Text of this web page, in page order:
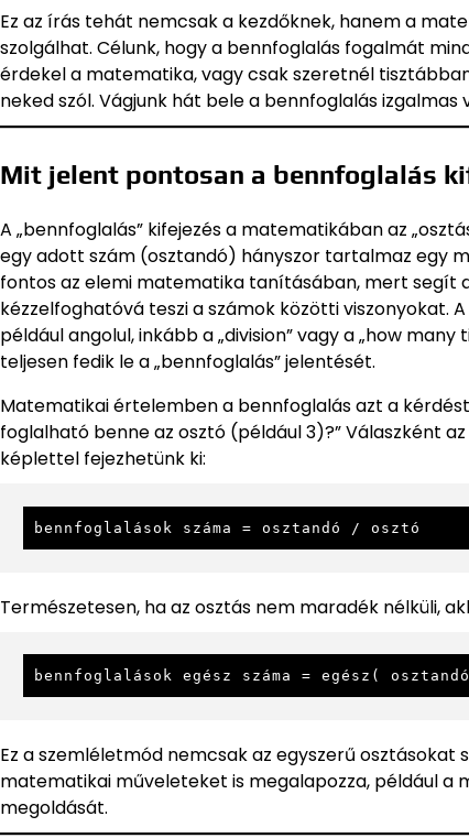
Ez az írás tehát nemcsak a kezdőknek, hanem a
szolgálhat. Célunk, hogy a bennfoglalás fogalmát
érdekel a matematika, vagy csak szeretnél
neked szól. Vágjunk hát bele a bennfoglalás izgalmas
Mit jelent pontosan a bennfoglalás
A „bennfoglalás” kifejezés a matematikában az
egy adott szám (osztandó) hányszor tartalmaz egy
fontos az elemi matematika tanításában, mert segít
kézzelfoghatóvá teszi a számok közötti viszonyokat.
például angolul, inkább a „division” vagy a „how
teljesen fedik le a „bennfoglalás” jelentését.
Matematikai értelemben a bennfoglalás azt a
foglalható benne az osztó (például 3)?” Válaszként
képlettel fejezhetünk ki:
bennfoglalások száma = osztandó / osztó
Természetesen, ha az osztás nem maradék nélküli,
bennfoglalások egész száma = egész(
Ez a szemléletmód nemcsak az egyszerű
matematikai műveleteket is megalapozza, például a
megoldását.